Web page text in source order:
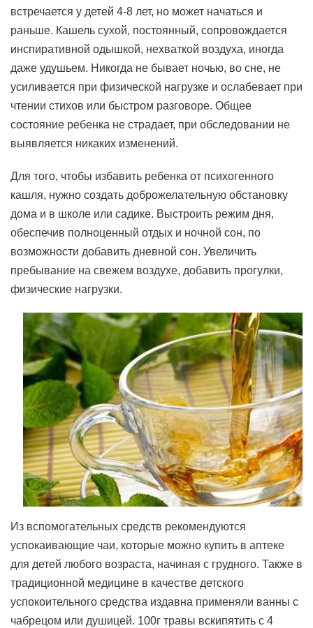
встречается у детей 4-8 лет, но может начаться и
раньше. Кашель сухой, постоянный, сопровождается
инспиративной одышкой, нехваткой воздуха, иногда
даже удушьем. Никогда не бывает ночью, во сне, не
усиливается при физической нагрузке и ослабевает при
чтении стихов или быстром разговоре. Общее
состояние ребенка не страдает, при обследовании не
выявляется никаких изменений.
Для того, чтобы избавить ребенка от психогенного
кашля, нужно создать доброжелательную обстановку
дома и в школе или садике. Выстроить режим дня,
обеспечив полноценный отдых и ночной сон, по
возможности добавить дневной сон. Увеличить
пребывание на свежем воздухе, добавить прогулки,
физические нагрузки.
Из вспомогательных средств рекомендуются
успокаивающие чаи, которые можно купить в аптеке
для детей любого возраста, начиная с грудного. Также в
традиционной медицине в качестве детского
успокоительного средства издавна применяли ванны с
чабрецом или душицей. 100г травы вскипятить с 4